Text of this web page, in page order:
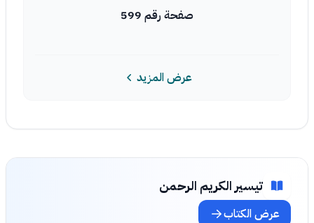
صفحة رقم 599
عرض المزيد
تيسير الكريم الرحمن
عرض الكتاب